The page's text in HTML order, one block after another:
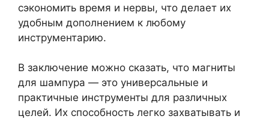
сэкономить время и нервы, что делает их
удобным дополнением к любому
инструментарию.
В заключение можно сказать, что магниты
для шампура — это универсальные и
практичные инструменты для различных
целей. Их способность легко захватывать и